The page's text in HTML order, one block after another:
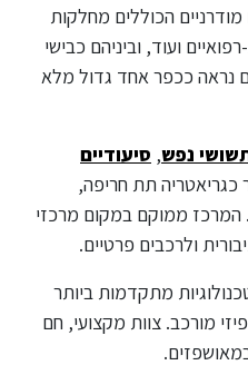
הכוללים מחלקות
ועוד, וביניהם כבישי
נראה ככפר אחד גדול מלא
נפש, סיעודיים
תת חריפה,
המרכז ממוקם במקום מרכזי
ולרכבים פרטיים.
מתקדמות ביותר
מורכב. צוות מקצועי, חם